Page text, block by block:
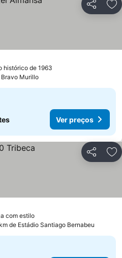
Partilhar
histórico de 1963
Murillo
Ver preços
Partilhar
com estiloVer preços
de Estádio Santiago Bernabeu